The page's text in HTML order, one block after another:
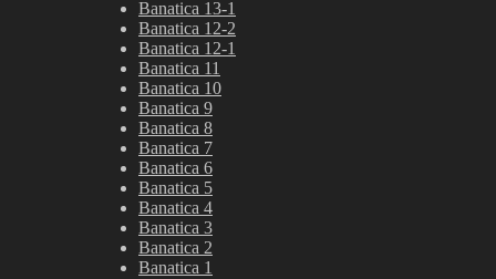
Banatica 13-1
Banatica 12-2
Banatica 12-1
Banatica 11
Banatica 10
Banatica 9
Banatica 8
Banatica 7
Banatica 6
Banatica 5
Banatica 4
Banatica 3
Banatica 2
Banatica 1